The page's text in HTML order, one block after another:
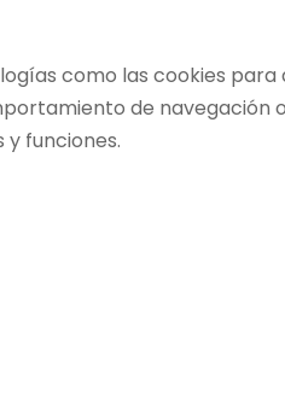
como las cookies
de navegación
funciones.